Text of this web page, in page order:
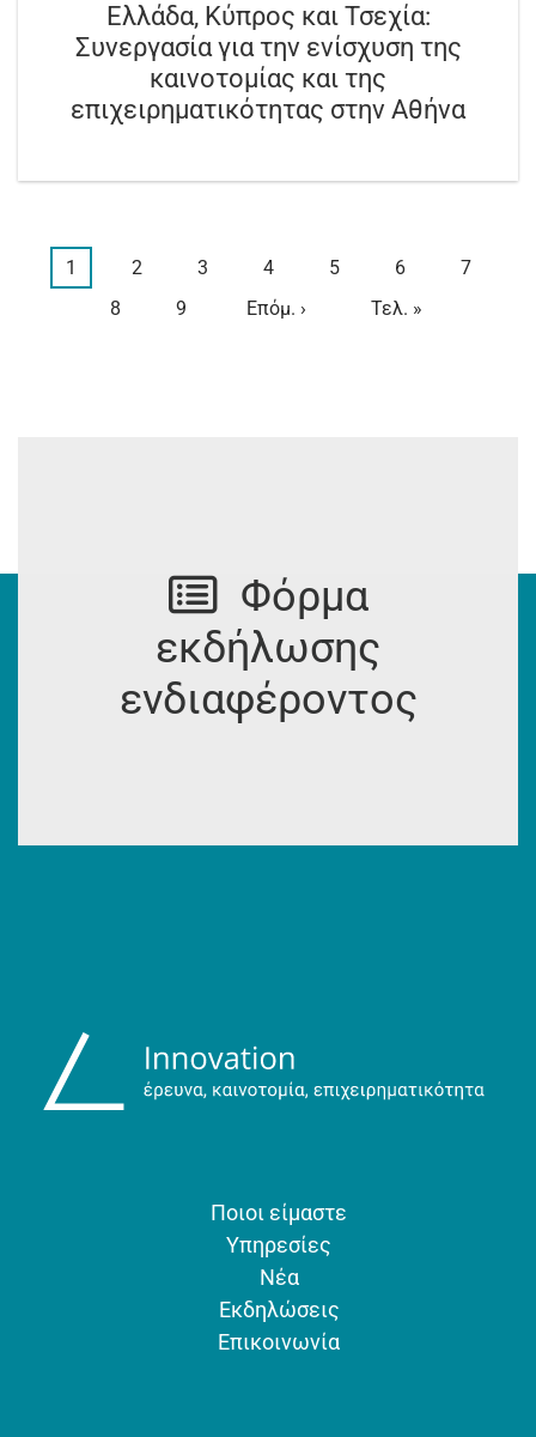
Ελλάδα, Κύπρος και Τσεχία:
Συνεργασία για την ενίσχυση της
καινοτομίας και της
επιχειρηματικότητας στην Αθήνα
Σελιδοποίηση
Τρέχουσα
σελίδα
1 Page
2 Page
3 Page
4 Page
5 Page
6 Page
7
Page
8 Page
9
Next
Επόμ. ›
Last
Τελ. »
Φόρμα
εκδήλωσης
ενδιαφέροντος
Ποιοι είμαστε
Υπηρεσίες
Νέα
Εκδηλώσεις
Επικοινωνία